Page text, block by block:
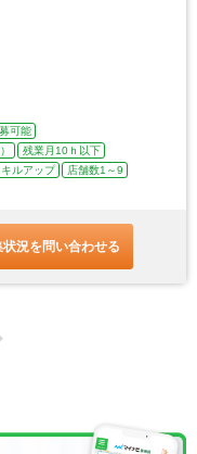
可能
残業月10ｈ以下
キルアップ
店舗数1～9
況を問い合わせる